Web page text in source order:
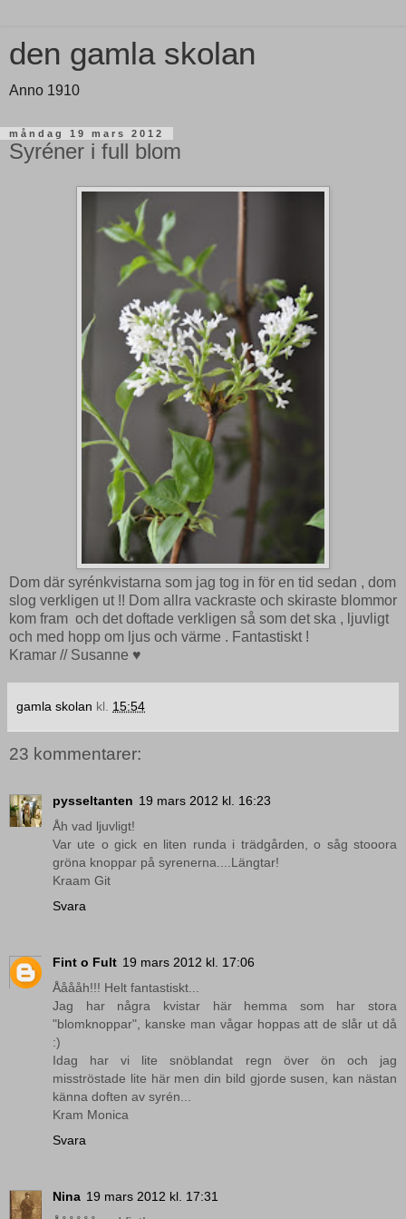
den gamla skolan
Anno 1910
måndag 19 mars 2012
Syréner i full blom
Dom där syrénkvistarna som jag tog in för en tid sedan , dom
slog verkligen ut !! Dom allra vackraste och skiraste blommor
kom fram och det doftade verkligen så som det ska , ljuvligt
och med hopp om ljus och värme . Fantastiskt !
Kramar // Susanne ♥
gamla skolan kl. 15:54
23 kommentarer:
pysseltanten 19 mars 2012 kl. 16:23
Åh vad ljuvligt!
Var ute o gick en liten runda i trädgården, o såg stooora
gröna knoppar på syrenerna....Längtar!
Kraam Git
Svara
Fint o Fult 19 mars 2012 kl. 17:06
Ååååh!!! Helt fantastiskt...
Jag har några kvistar här hemma som har stora
"blomknoppar", kanske man vågar hoppas att de slår ut då
:)
Idag har vi lite snöblandat regn över ön och jag
misströstade lite här men din bild gjorde susen, kan nästan
känna doften av syrén...
Kram Monica
Svara
Nina 19 mars 2012 kl. 17:31